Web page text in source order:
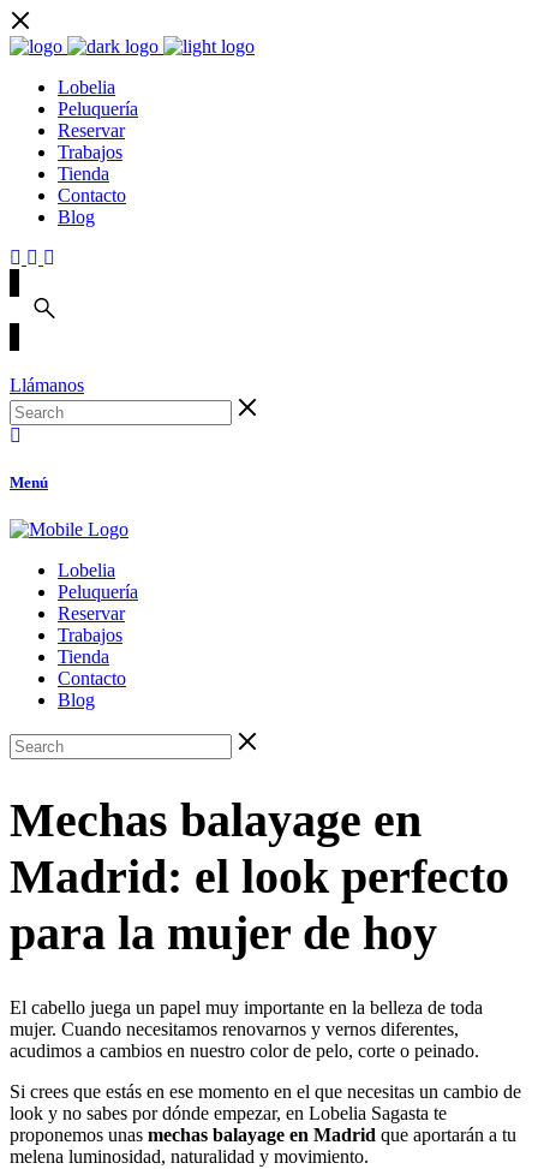
Lobelia
Peluquería
Reservar
Trabajos
Tienda
Contacto
Blog
Llámanos
Menú
Lobelia
Peluquería
Reservar
Trabajos
Tienda
Contacto
Blog
Mechas balayage en
Madrid: el look perfecto
para la mujer de hoy
El cabello juega un papel muy importante en la belleza de toda
mujer. Cuando necesitamos renovarnos y vernos diferentes,
acudimos a cambios en nuestro color de pelo, corte o peinado.
Si crees que estás en ese momento en el que necesitas un cambio de
look y no sabes por dónde empezar, en Lobelia Sagasta te
proponemos unas mechas balayage en Madrid que aportarán a tu
melena luminosidad, naturalidad y movimiento.